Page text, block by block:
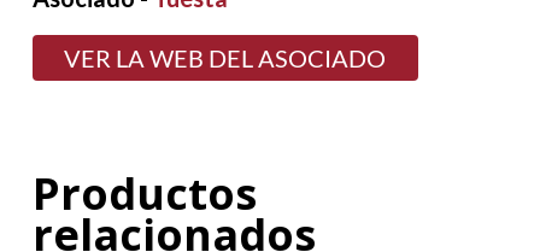
VER LA WEB DEL ASOCIADO
Productos
relacionados